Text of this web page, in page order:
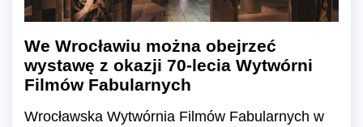
We Wrocławiu można obejrzeć
wystawę z okazji 70-lecia Wytwórni
Filmów Fabularnych
Wrocławska Wytwórnia Filmów Fabularnych w